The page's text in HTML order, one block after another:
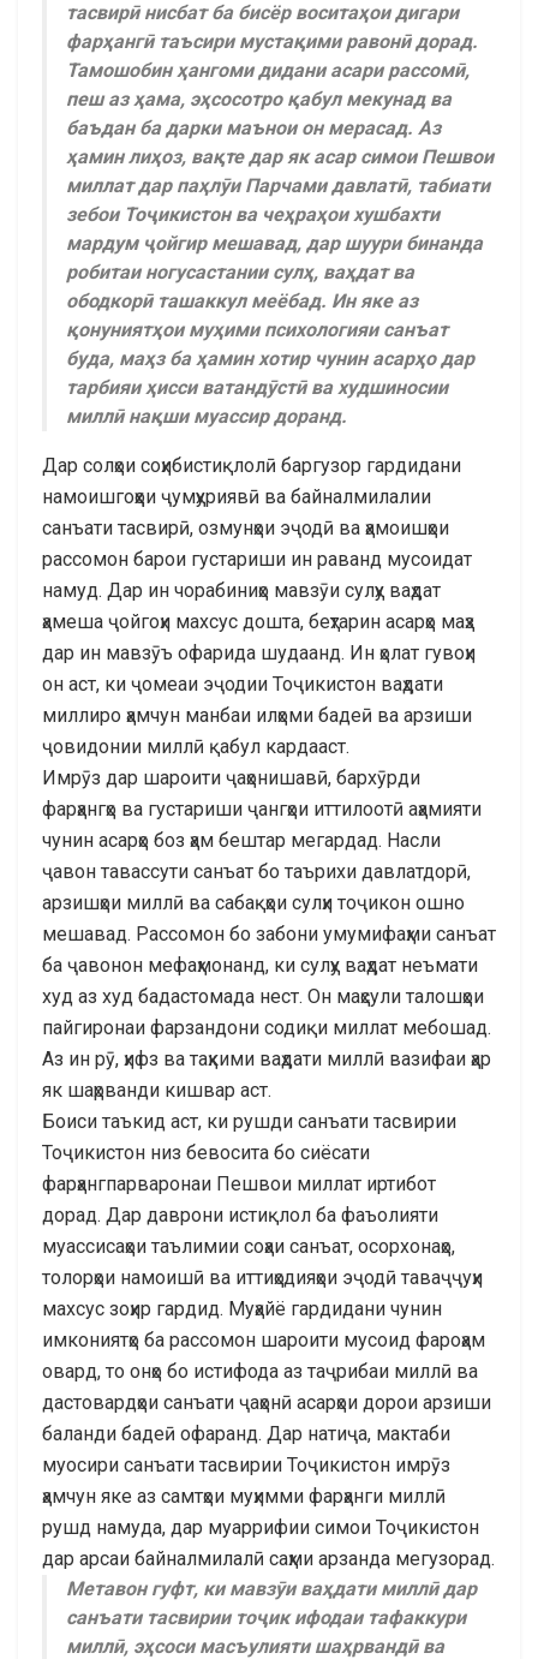
тасвирӣ нисбат ба бисёр воситаҳои дигари
фарҳангӣ таъсири мустақими равонӣ дорад.
Тамошобин ҳангоми дидани асари рассомӣ,
пеш аз ҳама, эҳсосотро қабул мекунад ва
баъдан ба дарки маънои он мерасад. Аз
ҳамин лиҳоз, вақте дар як асар симои Пешвои
миллат дар паҳлӯи Парчами давлатӣ, табиати
зебои Тоҷикистон ва чеҳраҳои хушбахти
мардум ҷойгир мешавад, дар шуури бинанда
робитаи ногусастании сулҳ, ваҳдат ва
ободкорӣ ташаккул меёбад. Ин яке аз
қонуниятҳои муҳими психологияи санъат
буда, маҳз ба ҳамин хотир чунин асарҳо дар
тарбияи ҳисси ватандӯстӣ ва худшиносии
миллӣ нақши муассир доранд.
Дар солҳои соҳибистиқлолӣ баргузор гардидани
намоишгоҳҳои ҷумҳуриявӣ ва байналмилалии
санъати тасвирӣ, озмунҳои эҷодӣ ва ҳамоишҳои
рассомон барои густариши ин раванд мусоидат
намуд. Дар ин чорабиниҳо мавзӯи сулҳу ваҳдат
ҳамеша ҷойгоҳи махсус дошта, беҳтарин асарҳо маҳз
дар ин мавзӯъ офарида шудаанд. Ин ҳолат гувоҳи
он аст, ки ҷомеаи эҷодии Тоҷикистон ваҳдати
миллиро ҳамчун манбаи илҳоми бадеӣ ва арзиши
ҷовидонии миллӣ қабул кардааст.
Имрӯз дар шароити ҷаҳонишавӣ, бархӯрди
фарҳангҳо ва густариши ҷангҳои иттилоотӣ аҳамияти
чунин асарҳо боз ҳам бештар мегардад. Насли
ҷавон тавассути санъат бо таърихи давлатдорӣ,
арзишҳои миллӣ ва сабақҳои сулҳи тоҷикон ошно
мешавад. Рассомон бо забони умумифаҳми санъат
ба ҷавонон мефаҳмонанд, ки сулҳу ваҳдат неъмати
худ аз худ бадастомада нест. Он маҳсули талошҳои
пайгиронаи фарзандони содиқи миллат мебошад.
Аз ин рӯ, ҳифз ва таҳкими ваҳдати миллӣ вазифаи ҳар
як шаҳрванди кишвар аст.
Боиси таъкид аст, ки рушди санъати тасвирии
Тоҷикистон низ бевосита бо сиёсати
фарҳангпарваронаи Пешвои миллат иртибот
дорад. Дар даврони истиқлол ба фаъолияти
муассисаҳои таълимии соҳаи санъат, осорхонаҳо,
толорҳои намоишӣ ва иттиҳодияҳои эҷодӣ таваҷҷуҳи
махсус зоҳир гардид. Муҳайё гардидани чунин
имкониятҳо ба рассомон шароити мусоид фароҳам
овард, то онҳо бо истифода аз таҷрибаи миллӣ ва
дастовардҳои санъати ҷаҳонӣ асарҳои дорои арзиши
баланди бадеӣ офаранд. Дар натиҷа, мактаби
муосири санъати тасвирии Тоҷикистон имрӯз
ҳамчун яке аз самтҳои муҳимми фарҳанги миллӣ
рушд намуда, дар муаррифии симои Тоҷикистон
дар арсаи байналмилалӣ саҳми арзанда мегузорад.
Метавон гуфт, ки мавзӯи ваҳдати миллӣ дар
санъати тасвирии тоҷик ифодаи тафаккури
миллӣ, эҳсоси масъулияти шаҳрвандӣ ва